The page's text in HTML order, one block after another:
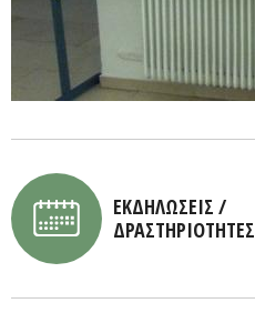
ΕΚΔΗΛΩΣΕΙΣ /
ΔΡΑΣΤΗΡΙΟΤΗΤΕΣ